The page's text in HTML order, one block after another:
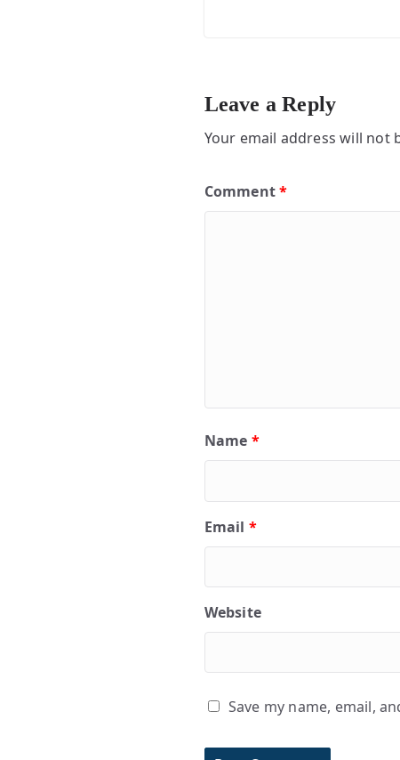
Leave a Reply
Your email address will not
Comment*
Name *
Email *
Website
Save my name, email,